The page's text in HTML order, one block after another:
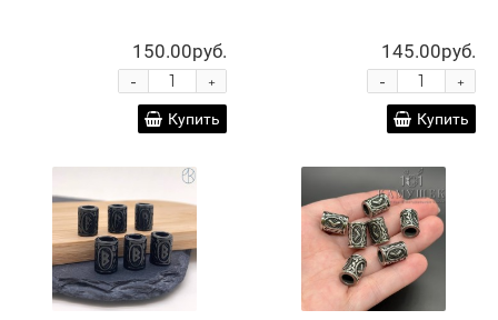
150.00руб.
+
-
Купить
145.00руб.
+
-
Купить